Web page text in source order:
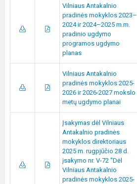
Vilniaus Antakalnio
pradinės mokyklos 2023–
2024 ir 2024–2025 m.m.
pradinio ugdymo
programos ugdymo
planas
Vilniaus Antakalnio
pradinės mokyklos 2025-
2026 ir 2026-2027 mokslo
metų ugdymo planai
Įsakymas dėl Vilniaus
Antakalnio pradinės
mokyklos direktoriaus
2025 m. rugpjūčio 28 d.
įsakymo nr. V-72 "Dėl
Vilniaus Antakalnio
pradinės mokyklos 2025-